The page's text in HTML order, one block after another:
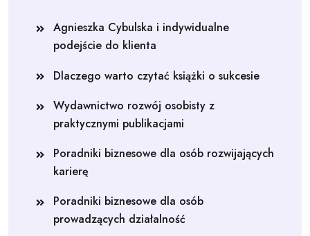
Agnieszka Cybulska i indywidualne
podejście do klienta
Dlaczego warto czytać książki o sukcesie
Wydawnictwo rozwój osobisty z
praktycznymi publikacjami
Poradniki biznesowe dla osób rozwijających
karierę
Poradniki biznesowe dla osób
prowadzących działalność